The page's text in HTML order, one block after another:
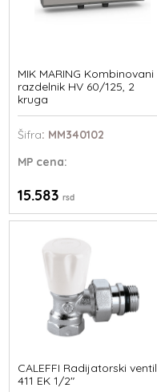
MIK MARING Kombinovani
razdelnik HV 60/125, 2
kruga
Šifra: MM340102
MP cena:
15.583rsd
CALEFFI Radijatorski ventil
411 EK 1/2"